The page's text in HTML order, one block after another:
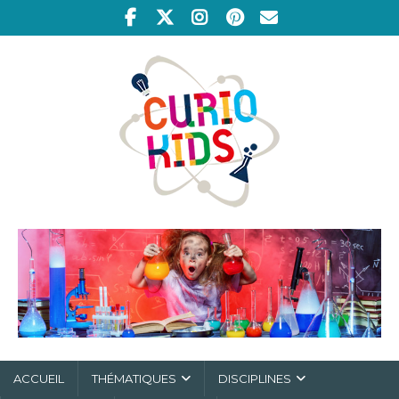
ACCUEIL THÉMATIQUES DISCIPLINES